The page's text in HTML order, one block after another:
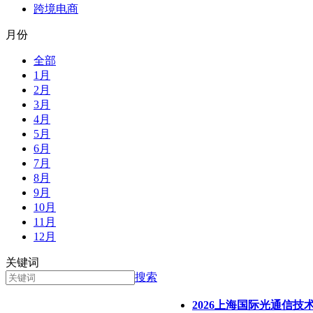
跨境电商
月份
全部
1月
2月
3月
4月
5月
6月
7月
8月
9月
10月
11月
12月
关键词
搜索
2026上海国际光通信技